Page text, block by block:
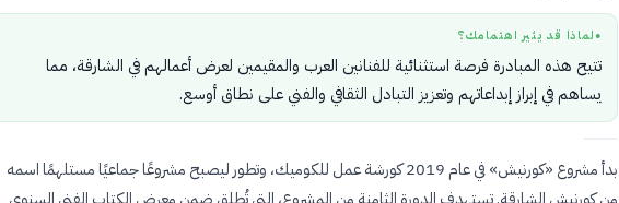
● لماذا قد يثير اهتمامك؟
تتيح هذه المبادرة فرصة استثنائية للفنانين العرب والمقيمين لعرض أعمالهم في الشارقة، مما
يساهم في إبراز إبداعاتهم وتعزيز التبادل الثقافي والفني على نطاق أوسع.
بدأ مشروع «كورنيش» في عام 2019 كورشة عمل للكوميك، وتطور ليصبح مشروعًا جماعيًا مستلهمًا اسمه